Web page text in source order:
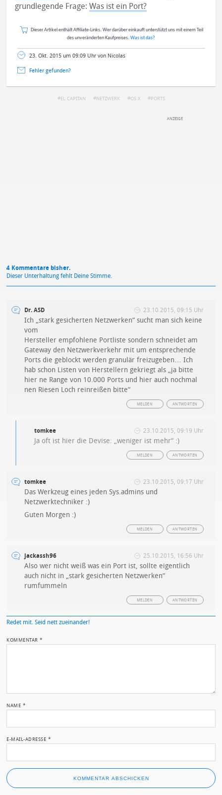
grundlegende Frage:Was ist ein Port?
Dieser Artikel enthält Affiliate-Links. Wer darüber einkauft unterstützt uns mit einem Teil
des unveränderten Kaufpreises. Was ist das?
23. Okt. 2015 um 09:09 Uhr von Nicolas
Fehler gefunden?
EL CAPITAN NETZWERK OS X PORTS
4 Kommentare bisher.
Dieser Unterhaltung fehlt Deine Stimme.
Dr. ASD 23.10.2015, 09:15 Uhr
Ich „stark gesicherten Netzwerken“ sucht man sich keine
vom
Hersteller empfohlene Portliste sondern schneidet am
Gateway den Netzwerkverkehr mit um entsprechende
Ports die geblockt werden granulär freizugeben… Ich
hab schon Listen von Herstellern gekriegt als „ja bitte
hier ne Range von 10.000 Ports und hier auch nochmal
nen Riesen Loch reinreißen bitte“
ANTWORTEN
MELDEN
tomkee 23.10.2015, 09:19 Uhr
Ja oft ist hier die Devise: „weniger ist mehr“ :)
ANTWORTEN
MELDEN
tomkee 23.10.2015, 09:17 Uhr
Das Werkzeug eines jeden Sys.admins und
Netzwerktechniker :)
Guten Morgen :)
ANTWORTEN
MELDEN
jackassh96 25.10.2015, 16:56 Uhr
Also wer nicht weiß was ein Port ist, sollte eigentlich
auch nicht in „stark gesicherten Netzwerken“
rumfummeln
ANTWORTEN
MELDEN
Redet mit. Seid nett zueinander!
KOMMENTAR*
NAME *
E-MAIL-ADRESSE *